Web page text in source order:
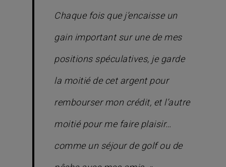
Chaque fois que j’encaisse un
gain important sur une de mes
positions spéculatives, je garde
la moitié de cet argent pour
rembourser mon crédit, et l’autre
moitié pour me faire plaisir…
comme un séjour de golf ou de